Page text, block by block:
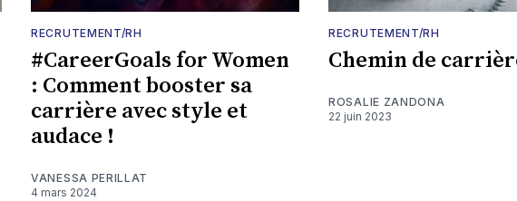
RECRUTEMENT/RH
#CareerGoals for Women
: Comment booster sa
carrière avec style et
audace !
VANESSA PERILLAT
4 mars 2024
RECRUTEMENT/RH
Chemin de
ROSALIE ZANDONA
22 juin 2023